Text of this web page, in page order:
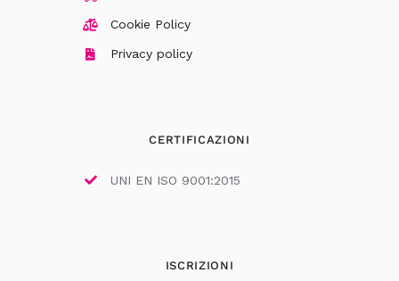
Cookie Policy
Privacy policy
CERTIFICAZIONI
UNI EN ISO 9001:2015
ISCRIZIONI